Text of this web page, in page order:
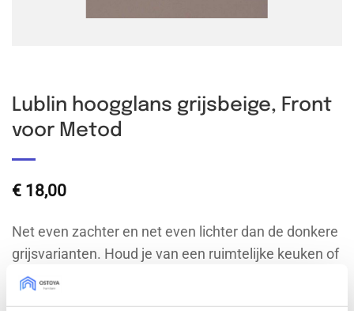
Lublin hoogglans grijsbeige, Front
voor Metod
€ 18,00
Net even zachter en net even lichter dan de donkere
grijsvarianten. Houd je van een ruimtelijke keuken of
kast in een natuurlijke pasteltint? De grijsbeige